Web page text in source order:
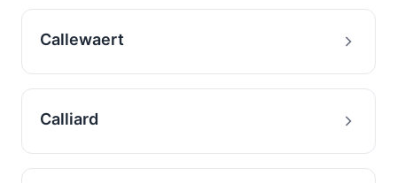
Callewaert
Calliard